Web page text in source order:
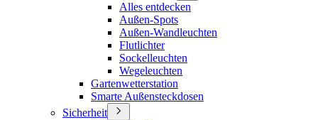
Alles entdecken
Außen-Spots
Außen-Wandleuchten
Flutlichter
Sockelleuchten
Wegeleuchten
Gartenwetterstation
Smarte Außensteckdosen
Sicherheit